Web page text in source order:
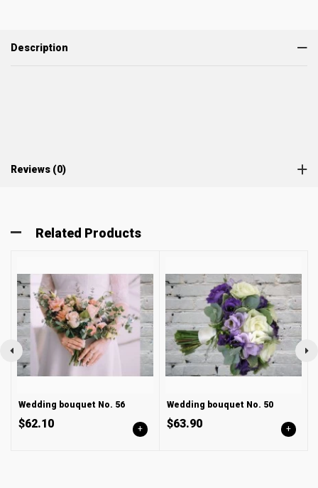
Description
Reviews (0)
Related Products
Wedding bouquet No. 56
$62.10 +
Wedding bouquet No. 50
$63.90 +